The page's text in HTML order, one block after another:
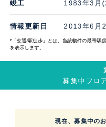
竣工 1983年3月
情報更新日 2013年6月
*「交通/駅徒歩」とは、当該物件の最寄駅(
を表示します。
募集中フロ
現在、募集中の